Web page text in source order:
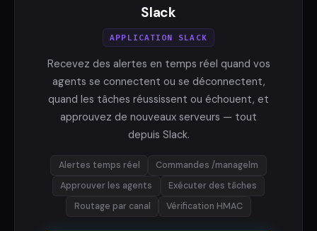
Slack
APPLICATION SLACK
Recevez des alertes en temps réel quand vos
agents se connectent ou se déconnectent,
quand les tâches réussissent ou échouent, et
approuvez de nouveaux serveurs — tout
depuis Slack.
Alertes temps réel
Commandes /managelm
Approuver les agents
Exécuter des tâches
Routage par canal
Vérification HMAC